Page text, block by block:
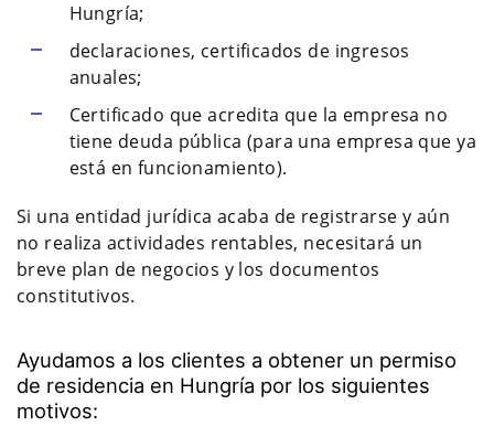
Hungría;
declaraciones, certificados de ingresos
anuales;
Certificado que acredita que la empresa no
tiene deuda pública (para una empresa que ya
está en funcionamiento).
Si una entidad jurídica acaba de registrarse y aún
no realiza actividades rentables, necesitará un
breve plan de negocios y los documentos
constitutivos.
Ayudamos a los clientes a obtener un permiso
de residencia en Hungría por los siguientes
motivos: